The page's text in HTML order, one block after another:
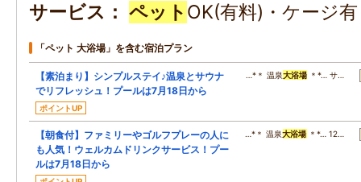
サービス ペット OK(有料)・ケージ
「ペット 大浴場」を含む宿泊プラン
【素泊まり】シンプルステイ♪温泉とサウナ
でリフレッシュ！プールは7月18日から
ポイントUP
…*＊ 温泉大浴場 ＊*… サ…
【朝食付】ファミリーやゴルフプレーの人に
も人気！ウェルカムドリンクサービス！プー
ルは7月18日から
…*＊ 温泉大浴場 ＊*… 12…